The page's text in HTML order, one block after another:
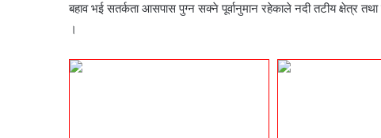
बहाव भई सतर्कता आसपास पुग्न सक्ने पूर्वानुमान रहेकाले नदी तटीय क्षेत्र
।